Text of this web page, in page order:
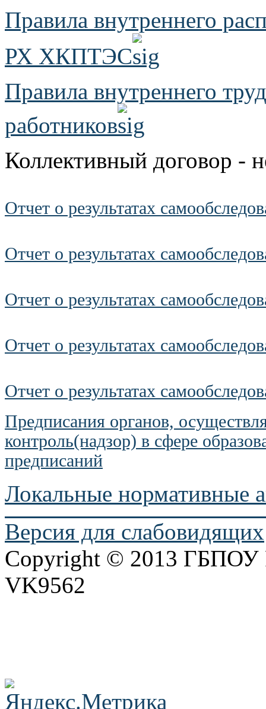
Правила внутреннего
РХ ХКПТЭС
Правила внутреннего
работников
Коллективный договор -
Отчет о результатах
Отчет о результатах
Отчет о результатах
Отчет о результатах
Отчет о результатах
Предписания органов,
контроль(надзор) в сфере
предписаний
Локальные нормативные
Версия для слабовидящих
Copyright © 2013
VK9562